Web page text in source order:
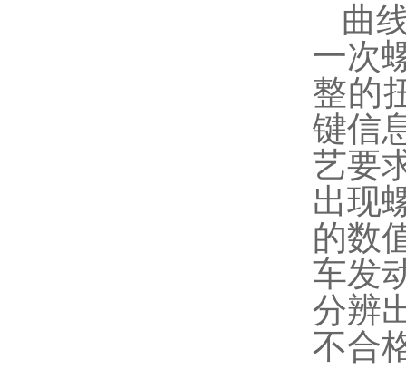
曲
一次
整的
键信
艺要
出现
的数
车发
分辨
不合